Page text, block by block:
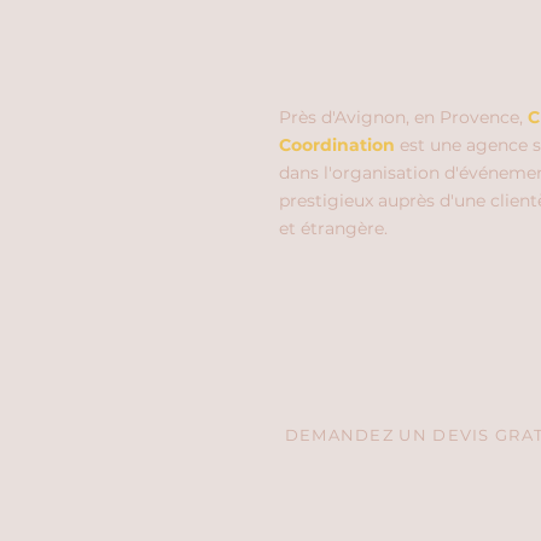
Près d'Avignon, en Provence,
Coordination est une agence
dans l'organisation
prestigieux auprès d'une
et étrangère.
DEMANDEZ UN DEVIS